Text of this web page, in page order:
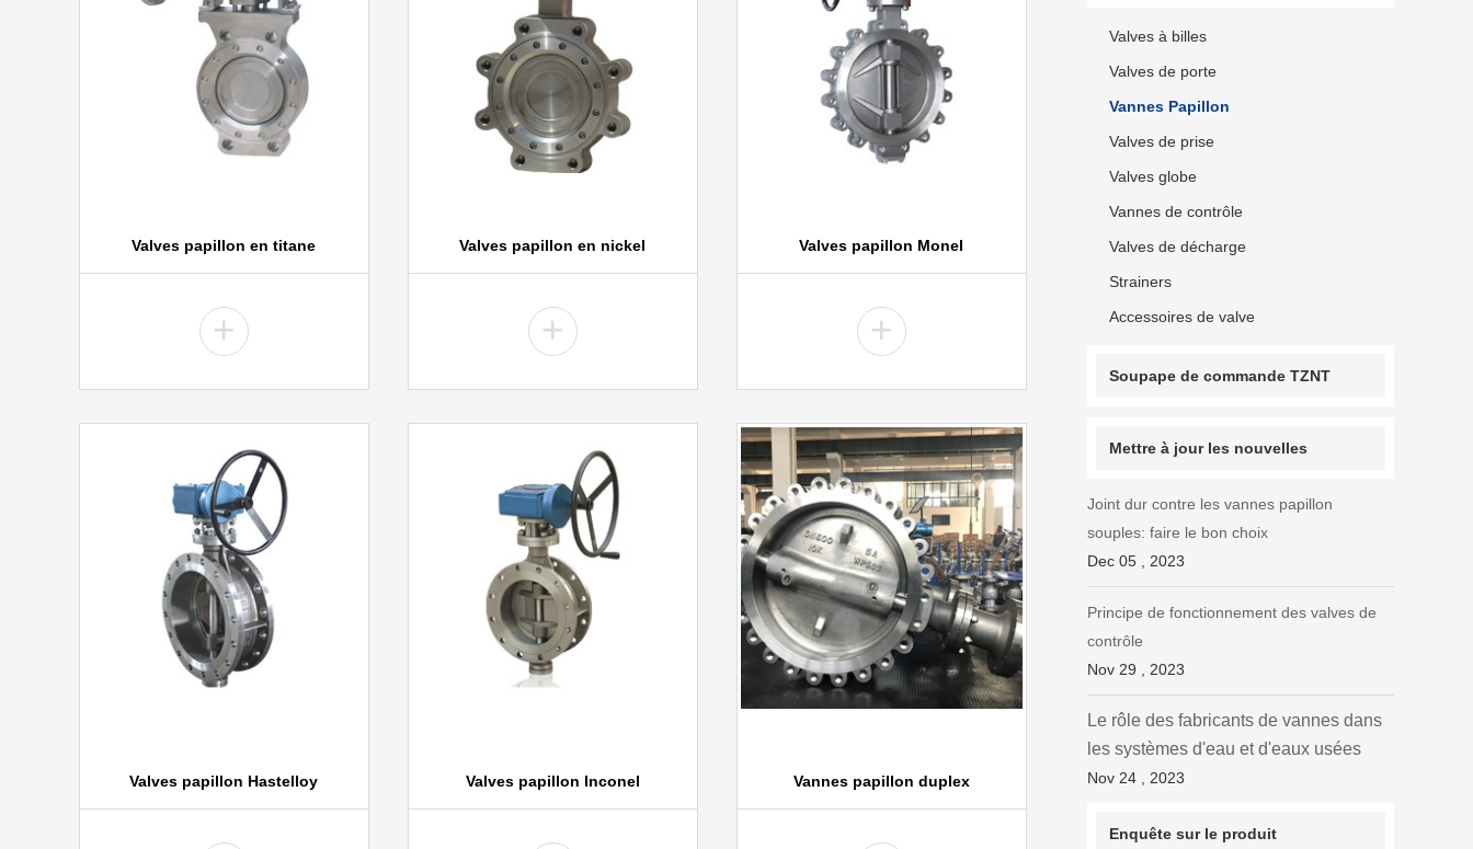
Valves papillon en titane
+
Valves papillon en nickel
+
Valves papillon Monel
+
Valves papillon Hastelloy Valves papillon Inconel Vannes papillon duplex
Valves à billes
Valves de porte
Vannes Papillon
Valves de prise
Valves globe
Vannes de contrôle
Valves de décharge
Strainers
Accessoires de valve
Soupape de commande TZNT
Mettre à jour les nouvelles
Joint dur contre les vannes papillon
souples: faire le bon choix
Dec 05 , 2023
Principe de fonctionnement des valves de
contrôle
Nov 29 , 2023
Le rôle des fabricants de vannes dans
les systèmes d'eau et d'eaux usées
Nov 24 , 2023
Enquête sur le produit